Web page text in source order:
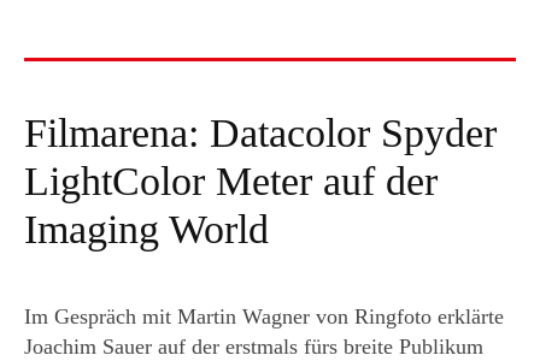
Filmarena: Datacolor Spyder
LightColor Meter auf der
Imaging World
Im Gespräch mit Martin Wagner von Ringfoto erklärte
Joachim Sauer auf der erstmals fürs breite Publikum